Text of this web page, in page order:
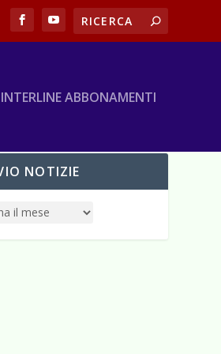
INTERLINE ABBONAMENTI
NOTIZIE